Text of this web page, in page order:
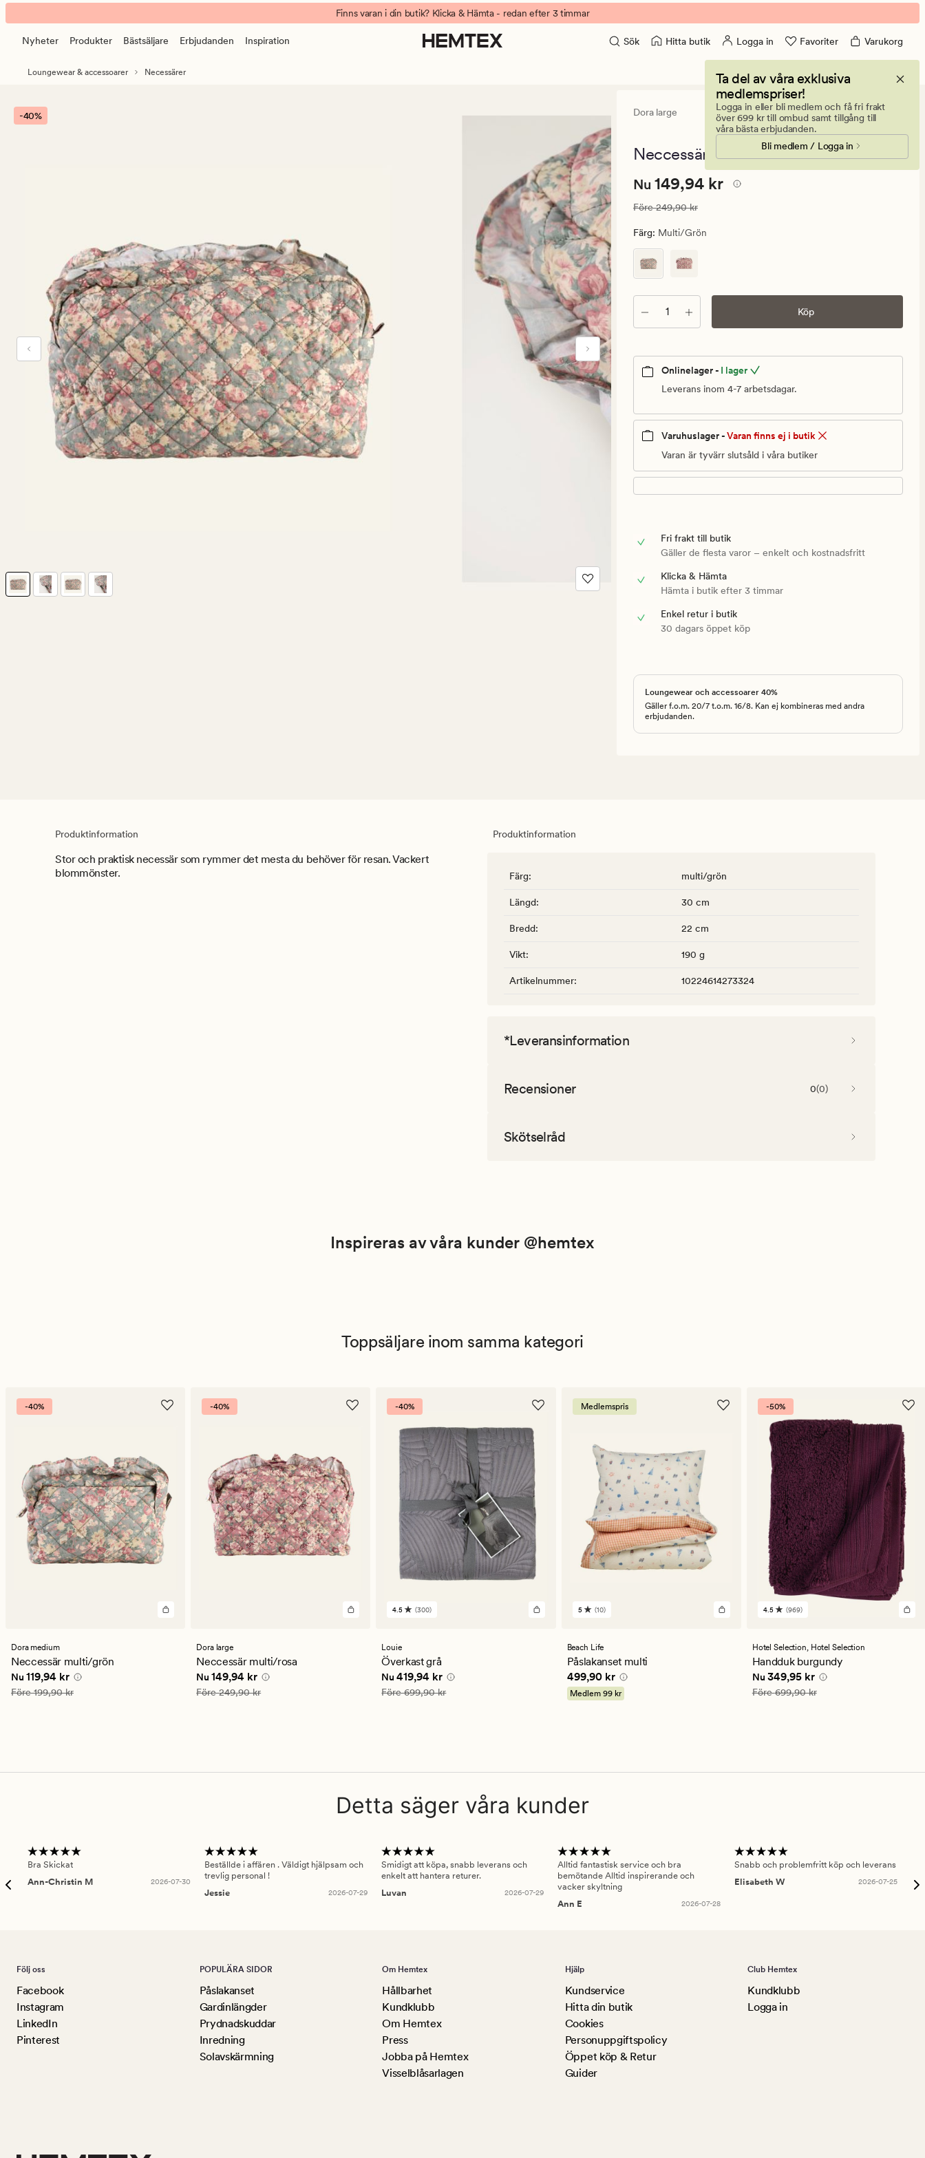
Dora
large
neccessär
banner.
Klicka
ESCAPE
att
pausa.
Finns varan i din butik? Klicka & Hämta - redan efter 3 timmar
Nyheter Produkter Bästsäljare Erbjudanden Inspiration Sök Hitta butik Logga in Favoriter Varukorg
Ta del av våra exklusiva
medlemspriser!
Logga in eller bli medlem och få fri frakt
över 699 kr till ombud samt tillgång till
våra bästa erbjudanden.
Bli medlem / Logga in
Loungewear & accessoarer Necessärer
-40% Dora large
0
med
betyg
0
Neccessär multi/grön - 22x30 cm
Nuvarande
149,94
kr.
pris
249,90
kr
Nuvarande pris
Nu 149,94 kr
Ordinarie pris 249,90 kr
Före249,90 kr
Färg: Multi/grön
Antal Köp
Onlinelager - I lager
Leverans inom 4-7 arbetsdagar.
Varuhuslager -Varan finns ej i butik
Varan är tyvärr slutsåld i våra butiker
Fri frakt till butik
Gäller de flesta varor – enkelt och kostnadsfritt
Klicka & Hämta
Hämta i butik efter 3 timmar
Enkel retur i butik
30 dagars öppet köp
Loungewear och accessoarer 40%
Gäller f.o.m. 20/7 t.o.m. 16/8. Kan ej kombineras med andra
erbjudanden.
Produktinformation
Stor och praktisk necessär som rymmer det mesta du behöver för resan. Vackert
blommönster.
Produktinformation
Färg: multi/grön
Längd: 30 cm
Bredd: 22 cm
Vikt: 190 g
Artikelnummer: 10224614273324
*Leveransinformation
Recensioner 0(0)
Skötselråd
Inspireras av våra kunder @hemtex
Toppsäljare inom samma kategori
-40%
Dora medium
Neccessär multi/grön
Nuvarande pris
Nu 119,94 kr
Ordinarie pris 199,90 kr
Före199,90 kr
-40%
Dora large
Neccessär multi/rosa
Nuvarande pris
Nu 149,94 kr
Ordinarie pris 249,90 kr
Före249,90 kr
-40%
300
ett
genomsnittligt
betyg
på
4.5
4.5 (300)
Louie
Överkast grå
Nuvarande pris
Nu 419,94 kr
Ordinarie pris 699,90 kr
Före699,90 kr
Medlemspris
10
ett
genomsnittligt
betyg
på
5
5 (10)
Beach Life
Påslakanset multi
Pris 499,90 kr
499,90 kr
Medlem 99 kr
-50%
969
ett
genomsnittligt
betyg
på
4.5
4.5 (969)
Hotel Selection, Hotel Selection
Handduk burgundy
Nuvarande pris
Nu 349,95 kr
Ordinarie pris 699,90 kr
Före699,90 kr
Detta säger våra kunder
Bra Skickat
Ann-Christin M
2026-07-30
Beställde i affären . Väldigt hjälpsam och
trevlig personal !
Jessie
2026-07-29
Smidigt att köpa, snabb leverans och
enkelt att hantera returer.
Luvan
2026-07-29
Alltid fantastisk service och bra
bemötande Alltid inspirerande och
vacker skyltning
Ann E
2026-07-28
Snabb och problemfritt köp och leverans
Elisabeth W
2026-07-25
Följ oss
Facebook
Instagram
LinkedIn
Pinterest
POPULÄRA SIDOR
Påslakanset
Gardinlängder
Prydnadskuddar
Inredning
Solavskärmning
Om Hemtex
Hållbarhet
Kundklubb
Om Hemtex
Press
Jobba på Hemtex
Visselblåsarlagen
Hjälp
Kundservice
Hitta din butik
Cookies
Personuppgiftspolicy
Öppet köp & Retur
Guider
Club Hemtex
Kundklubb
Logga in